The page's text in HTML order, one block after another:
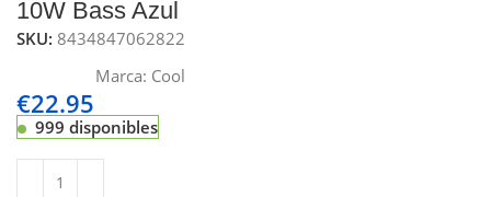
10W Bass Azul
SKU:8434847062822
Marca: Cool
€22.95
999 disponibles